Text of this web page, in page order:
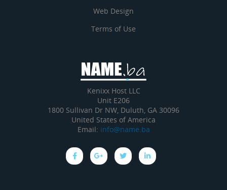
Web Design
Terms of Use
Kenixx Host LLC
Unit E206
1800 Sullivan Dr NW, Duluth, GA 30096
United States of America
Email: info@name.ba